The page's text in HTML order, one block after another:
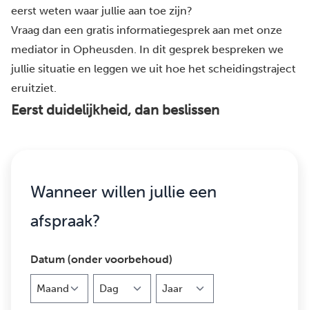
eerst weten waar jullie aan toe zijn?
Vraag dan een gratis informatiegesprek aan met onze
mediator in Opheusden. In dit gesprek bespreken we
jullie situatie en leggen we uit hoe het scheidingstraject
eruitziet.
Eerst duidelijkheid, dan beslissen
Wanneer willen jullie een
afspraak?
Datum (onder voorbehoud)